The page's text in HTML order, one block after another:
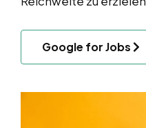
Google for Jobs